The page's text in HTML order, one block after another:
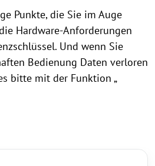
Punkte, die Sie im Auge
Hardware-Anforderungen
Und wenn Sie
Bedienung Daten verloren
bitte mit der Funktion „